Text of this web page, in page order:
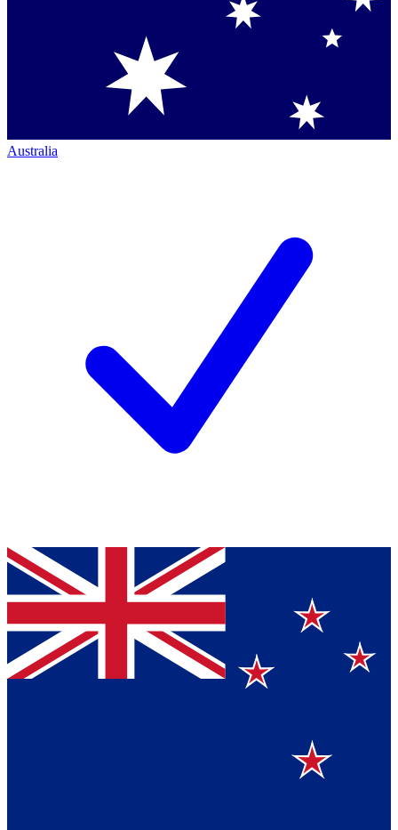
Australia